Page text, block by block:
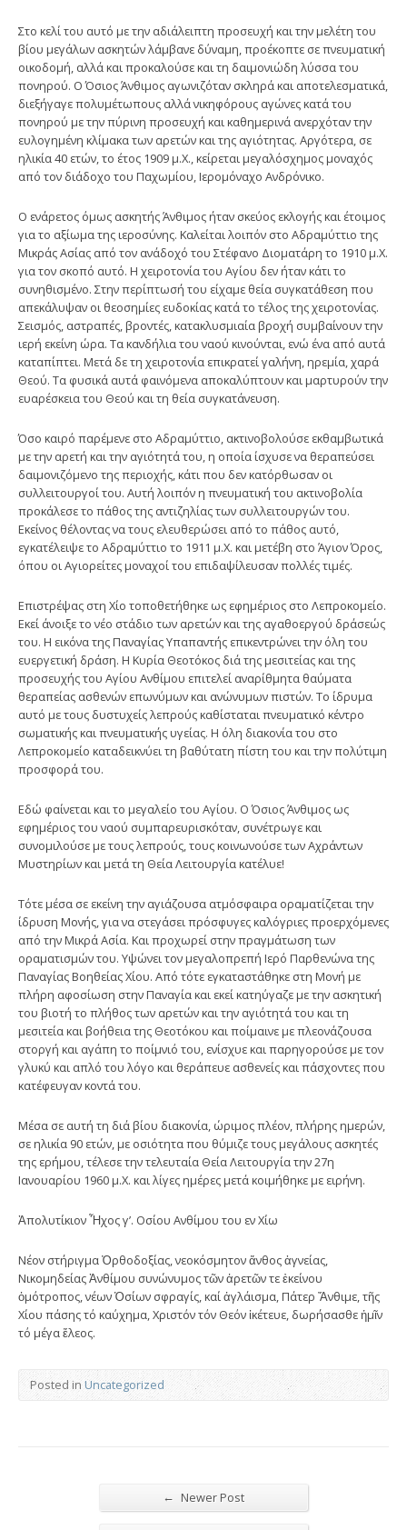
Στο κελί του αυτό με την αδιάλειπτη προσευχή και την μελέτη του
βίου μεγάλων ασκητών λάμβανε δύναμη, προέκοπτε σε πνευματική
οικοδομή, αλλά και προκαλούσε και τη δαιμονιώδη λύσσα του
πονηρού. Ο Όσιος Άνθιμος αγωνιζόταν σκληρά και αποτελεσματικά,
διεξήγαγε πολυμέτωπους αλλά νικηφόρους αγώνες κατά του
πονηρού με την πύρινη προσευχή και καθημερινά ανερχόταν την
ευλογημένη κλίμακα των αρετών και της αγιότητας. Αργότερα, σε
ηλικία 40 ετών, το έτος 1909 μ.Χ., κείρεται μεγαλόσχημος μοναχός
από τον διάδοχο του Παχωμίου, Ιερομόναχο Ανδρόνικο.
Ο ενάρετος όμως ασκητής Άνθιμος ήταν σκεύος εκλογής και έτοιμος
για το αξίωμα της ιεροσύνης. Καλείται λοιπόν στο Αδραμύττιο της
Μικράς Ασίας από τον ανάδοχό του Στέφανο Διοματάρη το 1910 μ.Χ.
για τον σκοπό αυτό. Η χειροτονία του Αγίου δεν ήταν κάτι το
συνηθισμένο. Στην περίπτωσή του είχαμε θεία συγκατάθεση που
απεκάλυψαν οι θεοσημίες ευδοκίας κατά το τέλος της χειροτονίας.
Σεισμός, αστραπές, βροντές, κατακλυσμιαία βροχή συμβαίνουν την
ιερή εκείνη ώρα. Τα κανδήλια του ναού κινούνται, ενώ ένα από αυτά
καταπίπτει. Μετά δε τη χειροτονία επικρατεί γαλήνη, ηρεμία, χαρά
Θεού. Τα φυσικά αυτά φαινόμενα αποκαλύπτουν και μαρτυρούν την
ευαρέσκεια του Θεού και τη θεία συγκατάνευση.
Όσο καιρό παρέμενε στο Αδραμύττιο, ακτινοβολούσε εκθαμβωτικά
με την αρετή και την αγιότητά του, η οποία ίσχυσε να θεραπεύσει
δαιμονιζόμενο της περιοχής, κάτι που δεν κατόρθωσαν οι
συλλειτουργοί του. Αυτή λοιπόν η πνευματική του ακτινοβολία
προκάλεσε το πάθος της αντιζηλίας των συλλειτουργών του.
Εκείνος θέλοντας να τους ελευθερώσει από το πάθος αυτό,
εγκατέλειψε το Αδραμύττιο το 1911 μ.Χ. και μετέβη στο Άγιον Όρος,
όπου οι Αγιορείτες μοναχοί του επιδαψίλευσαν πολλές τιμές.
Επιστρέψας στη Χίο τοποθετήθηκε ως εφημέριος στο Λεπροκομείο.
Εκεί άνοιξε το νέο στάδιο των αρετών και της αγαθοεργού δράσεώς
του. Η εικόνα της Παναγίας Υπαπαντής επικεντρώνει την όλη του
ευεργετική δράση. Η Κυρία Θεοτόκος διά της μεσιτείας και της
προσευχής του Αγίου Ανθίμου επιτελεί αναρίθμητα θαύματα
θεραπείας ασθενών επωνύμων και ανώνυμων πιστών. Το ίδρυμα
αυτό με τους δυστυχείς λεπρούς καθίσταται πνευματικό κέντρο
σωματικής και πνευματικής υγείας. Η όλη διακονία του στο
Λεπροκομείο καταδεικνύει τη βαθύτατη πίστη του και την πολύτιμη
προσφορά του.
Εδώ φαίνεται και το μεγαλείο του Αγίου. Ο Όσιος Άνθιμος ως
εφημέριος του ναού συμπαρευρισκόταν, συνέτρωγε και
συνομιλούσε με τους λεπρούς, τους κοινωνούσε των Αχράντων
Μυστηρίων και μετά τη Θεία Λειτουργία κατέλυε!
Τότε μέσα σε εκείνη την αγιάζουσα ατμόσφαιρα οραματίζεται την
ίδρυση Μονής, για να στεγάσει πρόσφυγες καλόγριες προερχόμενες
από την Μικρά Ασία. Και προχωρεί στην πραγμάτωση των
οραματισμών του. Υψώνει τον μεγαλοπρεπή Ιερό Παρθενώνα της
Παναγίας Βοηθείας Χίου. Από τότε εγκαταστάθηκε στη Μονή με
πλήρη αφοσίωση στην Παναγία και εκεί κατηύγαζε με την ασκητική
του βιοτή το πλήθος των αρετών και την αγιότητά του και τη
μεσιτεία και βοήθεια της Θεοτόκου και ποίμαινε με πλεονάζουσα
στοργή και αγάπη το ποίμνιό του, ενίσχυε και παρηγορούσε με τον
γλυκύ και απλό του λόγο και θεράπευε ασθενείς και πάσχοντες που
κατέφευγαν κοντά του.
Μέσα σε αυτή τη διά βίου διακονία, ώριμος πλέον, πλήρης ημερών,
σε ηλικία 90 ετών, με οσιότητα που θύμιζε τους μεγάλους ασκητές
της ερήμου, τέλεσε την τελευταία Θεία Λειτουργία την 27η
Ιανουαρίου 1960 μ.Χ. και λίγες ημέρες μετά κοιμήθηκε με ειρήνη.
Ἀπολυτίκιον Ἦχος γ’. Οσίου Ανθίμου του εν Χίω
Νέον στήριγμα Ὀρθοδοξίας, νεοκόσμητον ἄνθος ἁγνείας,
Νικομηδείας Ἀνθίμου συνώνυμος τῶν ἀρετῶν τε ἐκείνου
ὁμότροπος, νέων Ὁσίων σφραγίς, καί ἀγλάισμα, Πάτερ Ἄνθιμε, τῆς
Χίου πάσης τό καύχημα, Χριστόν τόν Θεόν ἱκέτευε, δωρήσασθε ἡμῖν
τό μέγα ἔλεος.
Posted in Uncategorized
← Newer Post